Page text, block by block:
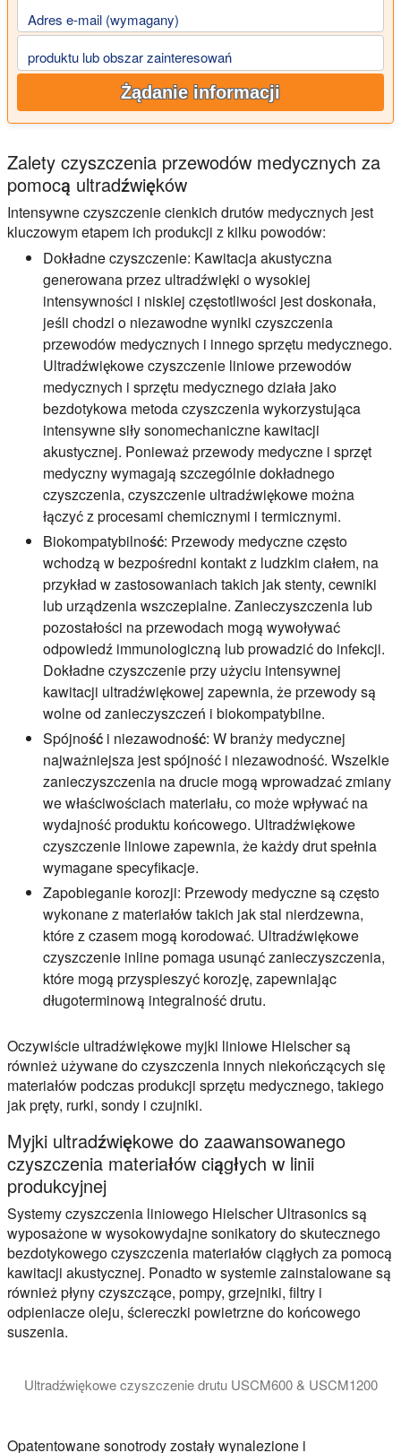
Adres e-mail (wymagany)
produktu lub obszar zainteresowań
Żądanie informacji
Zalety czyszczenia przewodów medycznych za
pomocą ultradźwięków
Intensywne czyszczenie cienkich drutów medycznych jest
kluczowym etapem ich produkcji z kilku powodów:
Dokładne czyszczenie: Kawitacja akustyczna
generowana przez ultradźwięki o wysokiej
intensywności i niskiej częstotliwości jest doskonała,
jeśli chodzi o niezawodne wyniki czyszczenia
przewodów medycznych i innego sprzętu medycznego.
Ultradźwiękowe czyszczenie liniowe przewodów
medycznych i sprzętu medycznego działa jako
bezdotykowa metoda czyszczenia wykorzystująca
intensywne siły sonomechaniczne kawitacji
akustycznej. Ponieważ przewody medyczne i sprzęt
medyczny wymagają szczególnie dokładnego
czyszczenia, czyszczenie ultradźwiękowe można
łączyć z procesami chemicznymi i termicznymi.
Biokompatybilność: Przewody medyczne często
wchodzą w bezpośredni kontakt z ludzkim ciałem, na
przykład w zastosowaniach takich jak stenty, cewniki
lub urządzenia wszczepialne. Zanieczyszczenia lub
pozostałości na przewodach mogą wywoływać
odpowiedź immunologiczną lub prowadzić do infekcji.
Dokładne czyszczenie przy użyciu intensywnej
kawitacji ultradźwiękowej zapewnia, że przewody są
wolne od zanieczyszczeń i biokompatybilne.
Spójność i niezawodność: W branży medycznej
najważniejsza jest spójność i niezawodność. Wszelkie
zanieczyszczenia na drucie mogą wprowadzać zmiany
we właściwościach materiału, co może wpływać na
wydajność produktu końcowego. Ultradźwiękowe
czyszczenie liniowe zapewnia, że każdy drut spełnia
wymagane specyfikacje.
Zapobieganie korozji: Przewody medyczne są często
wykonane z materiałów takich jak stal nierdzewna,
które z czasem mogą korodować. Ultradźwiękowe
czyszczenie inline pomaga usunąć zanieczyszczenia,
które mogą przyspieszyć korozję, zapewniając
długoterminową integralność drutu.
Oczywiście ultradźwiękowe myjki liniowe Hielscher są
również używane do czyszczenia innych niekończących się
materiałów podczas produkcji sprzętu medycznego, takiego
jak pręty, rurki, sondy i czujniki.
Myjki ultradźwiękowe do zaawansowanego
czyszczenia materiałów ciągłych w linii
produkcyjnej
Systemy czyszczenia liniowego Hielscher Ultrasonics są
wyposażone w wysokowydajne sonikatory do skutecznego
bezdotykowego czyszczenia materiałów ciągłych za pomocą
kawitacji akustycznej. Ponadto w systemie zainstalowane są
również płyny czyszczące, pompy, grzejniki, filtry i
odpieniacze oleju, ściereczki powietrzne do końcowego
suszenia.
Ultradźwiękowe czyszczenie drutu USCM600 & USCM1200
Opatentowane sonotrody zostały wynalezione i